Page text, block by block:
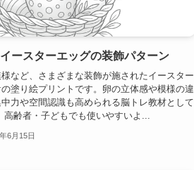
ースターエッグの装飾パターン
など、さまざまな装飾が施されたイースター
塗り絵プリントです。卵の立体感や模様の違
力や空間認識も高められる脳トレ教材として
高齢者・子どもでも使いやすいよ...
6月15日